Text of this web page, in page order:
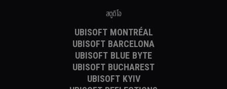
สตูดิโอ
UBISOFT MONTRÉAL
UBISOFT BARCELONA
UBISOFT BLUE BYTE
UBISOFT BUCHAREST
UBISOFT KYIV